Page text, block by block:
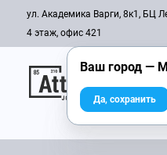
ул. Академика Варги, 8к1, БЦ
4 этаж, офис 421
Онлайн-журнал
Ваш город —
Да, сохранить